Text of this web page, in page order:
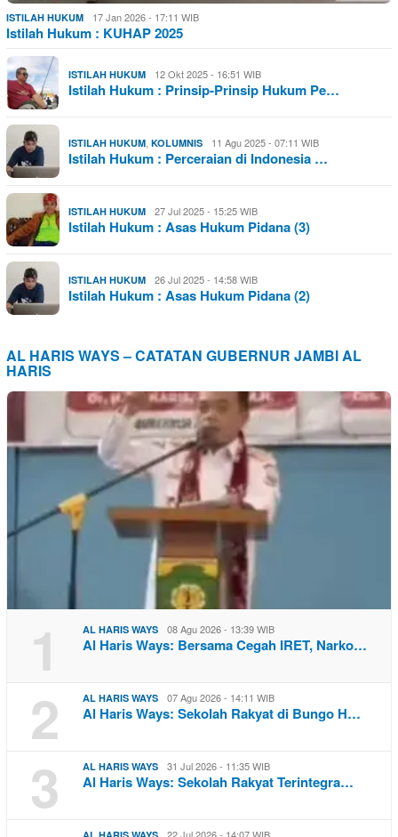
ISTILAH HUKUM 17 Jan 2026 - 17:11 WIB
Istilah Hukum : KUHAP 2025
ISTILAH HUKUM 12 Okt 2025 - 16:51 WIB
Istilah Hukum : Prinsip-Prinsip Hukum Pe…
ISTILAH HUKUM KOLUMNIS 11 Agu 2025 - 07:11 WIB
Istilah Hukum : Perceraian di Indonesia …
ISTILAH HUKUM 27 Jul 2025 - 15:25 WIB
Istilah Hukum : Asas Hukum Pidana (3)
ISTILAH HUKUM 26 Jul 2025 - 14:58 WIB
Istilah Hukum : Asas Hukum Pidana (2)
AL HARIS WAYS – CATATAN GUBERNUR JAMBI AL
HARIS
1 AL HARIS WAYS 08 Agu 2026 - 13:39 WIB
Al Haris Ways: Bersama Cegah IRET, Narko…
2 AL HARIS WAYS 07 Agu 2026 - 14:11 WIB
Al Haris Ways: Sekolah Rakyat di Bungo H…
3 AL HARIS WAYS 31 Jul 2026 - 11:35 WIB
Al Haris Ways: Sekolah Rakyat Terintegra…